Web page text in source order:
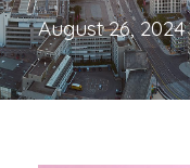
August 26, 2024